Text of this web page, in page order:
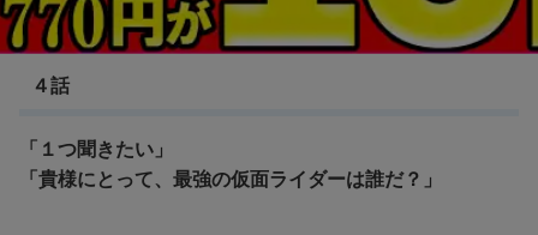
東島丹三郎は仮面ライダーになりたい
４話
「１つ聞きたい」
「貴様にとって、最強の仮面ライダーは誰だ？」